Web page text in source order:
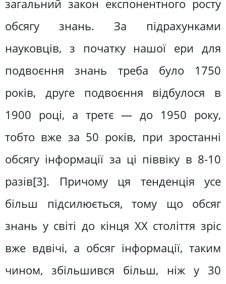
загальний закон експонентного росту
обсягу знань. За підрахунками
науковців, з початку нашої ери для
подвоєння знань треба було 1750
років, друге подвоєння відбулося в
1900 році, а третє — до 1950 року,
тобто вже за 50 років, при зростанні
обсягу інформації за ці піввіку в 8-10
разів[3]. Причому ця тенденція усе
більш підсилюється, тому що обсяг
знань у світі до кінця ХХ століття зріс
вже вдвічі, а обсяг інформації, таким
чином, збільшився більш, ніж у 30